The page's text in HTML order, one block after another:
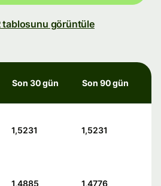
tablosunu görüntüle
Son 30 gün Son 90 gün
1,5231 1,5231
1,4885 1,4776